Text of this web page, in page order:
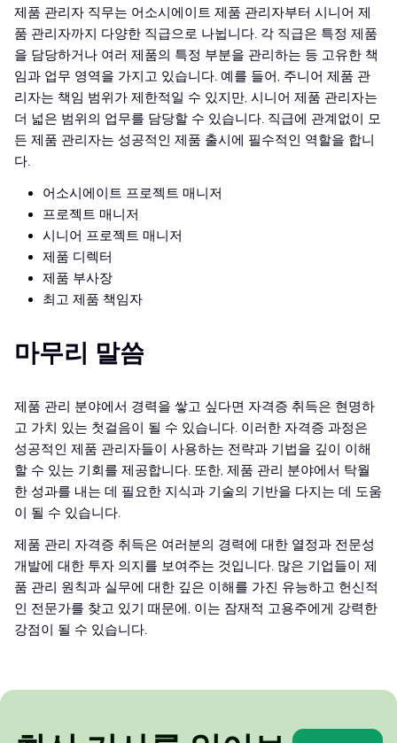
제품 관리자 직무는 어소시에이트 제품 관리자부터 시니어 제
품 관리자까지 다양한 직급으로 나뉩니다. 각 직급은 특정 제품
을 담당하거나 여러 제품의 특정 부분을 관리하는 등 고유한 책
임과 업무 영역을 가지고 있습니다. 예를 들어, 주니어 제품 관
리자는 책임 범위가 제한적일 수 있지만, 시니어 제품 관리자는
더 넓은 범위의 업무를 담당할 수 있습니다. 직급에 관계없이 모
든 제품 관리자는 성공적인 제품 출시에 필수적인 역할을 합니
다.
어소시에이트 프로젝트 매니저
프로젝트 매니저
시니어 프로젝트 매니저
제품 디렉터
제품 부사장
최고 제품 책임자
마무리 말씀
제품 관리 분야에서 경력을 쌓고 싶다면 자격증 취득은 현명하
고 가치 있는 첫걸음이 될 수 있습니다. 이러한 자격증 과정은
성공적인 제품 관리자들이 사용하는 전략과 기법을 깊이 이해
할 수 있는 기회를 제공합니다. 또한, 제품 관리 분야에서 탁월
한 성과를 내는 데 필요한 지식과 기술의 기반을 다지는 데 도움
이 될 수 있습니다.
제품 관리 자격증 취득은 여러분의 경력에 대한 열정과 전문성
개발에 대한 투자 의지를 보여주는 것입니다. 많은 기업들이 제
품 관리 원칙과 실무에 대한 깊은 이해를 가진 유능하고 헌신적
인 전문가를 찾고 있기 때문에, 이는 잠재적 고용주에게 강력한
강점이 될 수 있습니다.